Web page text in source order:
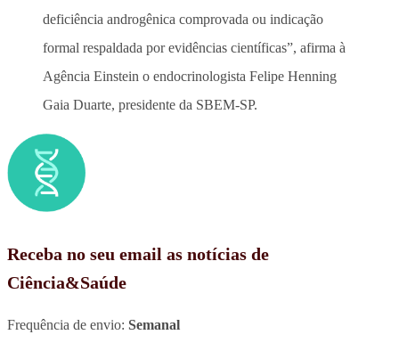
deficiência androgênica comprovada ou indicação
formal respaldada por evidências científicas”, afirma à
Agência Einstein o endocrinologista Felipe Henning
Gaia Duarte, presidente da SBEM-SP.
Receba no seu email as notícias de
Ciência&Saúde
Frequência de envio: Semanal